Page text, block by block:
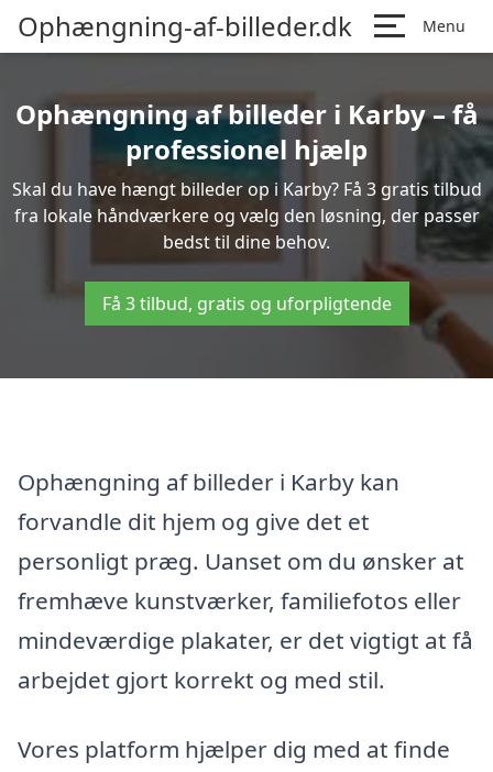
Ophængning-af-billeder.dk Menu
Ophængning af billeder i Karby – få
professionel hjælp
Skal du have hængt billeder op i Karby? Få 3 gratis tilbud
fra lokale håndværkere og vælg den løsning, der passer
bedst til dine behov.
Få 3 tilbud, gratis og uforpligtende
Ophængning af billeder i Karby kan
forvandle dit hjem og give det et
personligt præg. Uanset om du ønsker at
fremhæve kunstværker, familiefotos eller
mindeværdige plakater, er det vigtigt at få
arbejdet gjort korrekt og med stil.
Vores platform hjælper dig med at finde